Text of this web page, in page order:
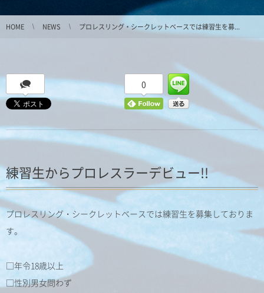
HOME NEWS プロレスリング・シークレットベースでは練習生を募...
0
練習生からプロレスラーデビュー!!
プロレスリング・シークレットベースでは練習生を募集しておりま
す。
□年令18歳以上
□性別男女問わず